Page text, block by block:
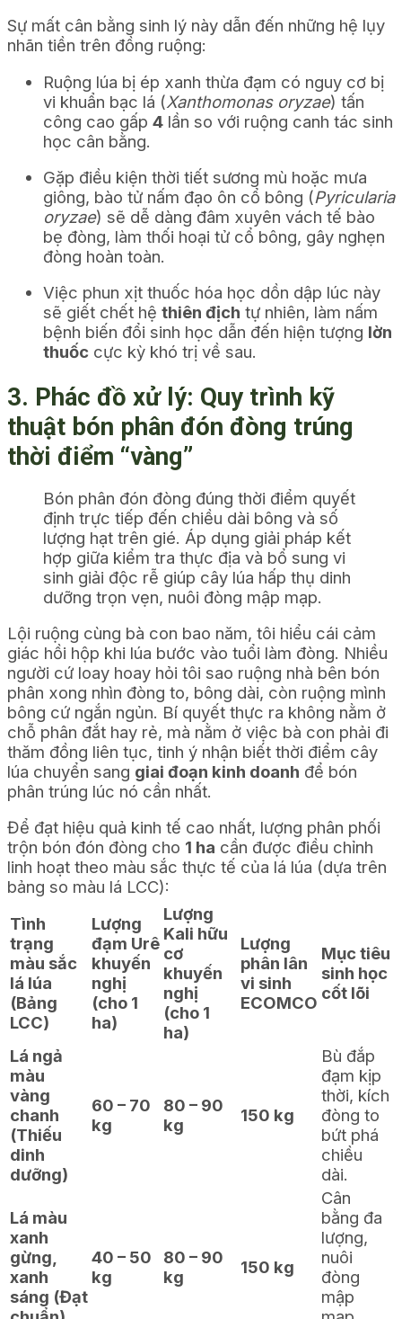
Sự mất cân bằng sinh lý này dẫn đến những hệ lụy
nhãn tiền trên đồng ruộng:
Ruộng lúa bị ép xanh thừa đạm có nguy cơ bị
vi khuẩn bạc lá (Xanthomonas oryzae) tấn
công cao gấp 4 lần so với ruộng canh tác sinh
học cân bằng.
Gặp điều kiện thời tiết sương mù hoặc mưa
giông, bào tử nấm đạo ôn cổ bông (Pyricularia
oryzae) sẽ dễ dàng đâm xuyên vách tế bào
bẹ đòng, làm thối hoại tử cổ bông, gây nghẹn
đòng hoàn toàn.
Việc phun xịt thuốc hóa học dồn dập lúc này
sẽ giết chết hệ thiên địch tự nhiên, làm nấm
bệnh biến đổi sinh học dẫn đến hiện tượng lờn
thuốc cực kỳ khó trị về sau.
3. Phác đồ xử lý: Quy trình kỹ
thuật bón phân đón đòng trúng
thời điểm “vàng”
Bón phân đón đòng đúng thời điểm quyết
định trực tiếp đến chiều dài bông và số
lượng hạt trên gié. Áp dụng giải pháp kết
hợp giữa kiểm tra thực địa và bổ sung vi
sinh giải độc rễ giúp cây lúa hấp thụ dinh
dưỡng trọn vẹn, nuôi đòng mập mạp.
Lội ruộng cùng bà con bao năm, tôi hiểu cái cảm
giác hồi hộp khi lúa bước vào tuổi làm đòng. Nhiều
người cứ loay hoay hỏi tôi sao ruộng nhà bên bón
phân xong nhìn đòng to, bông dài, còn ruộng mình
bông cứ ngắn ngủn. Bí quyết thực ra không nằm ở
chỗ phân đắt hay rẻ, mà nằm ở việc bà con phải đi
thăm đồng liên tục, tinh ý nhận biết thời điểm cây
lúa chuyển sang giai đoạn kinh doanh để bón
phân trúng lúc nó cần nhất.
Để đạt hiệu quả kinh tế cao nhất, lượng phân phối
trộn bón đón đòng cho 1 ha cần được điều chỉnh
linh hoạt theo màu sắc thực tế của lá lúa (dựa trên
bảng so màu lá LCC):
Tình
trạng
màu sắc
lá lúa
(Bảng
LCC)
Lượng
đạm Urê
khuyến
nghị
(cho 1
ha)
Lượng
Kali hữu
cơ
khuyến
nghị
(cho 1
ha)
Lượng
phân lân
vi sinh
ECOMCO
Mục tiêu
sinh học
cốt lõi
Lá ngả
màu
vàng
chanh
(Thiếu
dinh
dưỡng)
60 – 70
kg
80 – 90
kg
150 kg
Bù đắp
đạm kịp
thời, kích
đòng to
bứt phá
chiều
dài.
Lá màu
xanh
gừng,
xanh
sáng (Đạt
40 – 50
kg
80 – 90
kg
150 kg
Cân
bằng đa
lượng,
nuôi
đòng
mập